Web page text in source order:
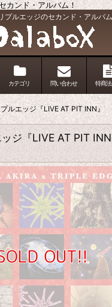
カンド・アルバム！
プルエッジのセカンド・アルバム
カテゴリ 問い合わせ 特商
ルエッジ『LIVE AT PIT INN』
ジ『LIVE AT PIT